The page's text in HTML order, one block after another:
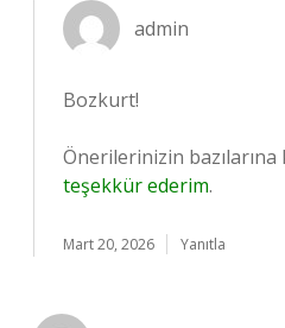
admin
Bozkurt!
Önerilerinizin bazılarına
teşekkür ederim.
Mart 20, 2026 Yanıtla